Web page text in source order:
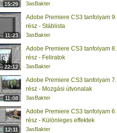
15:29 3asBakter
11:23
Adobe Premiere CS3 tanfolyam 9.
rész - Stáblista
3asBakter
22:12
Adobe Premiere CS3 tanfolyam 8.
rész - Feliratok
3asBakter
11:08
Adobe Premiere CS3 tanfolyam 7.
rész - Mozgási útvonalak
3asBakter
12:11
Adobe Premiere CS3 tanfolyam 6.
rész - Különleges effektek
3asBakter